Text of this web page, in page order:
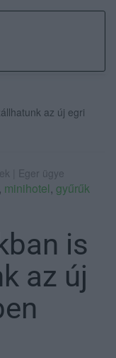
az új egri
| Eger ügye
, minihotel, gyűrűk
is
az új